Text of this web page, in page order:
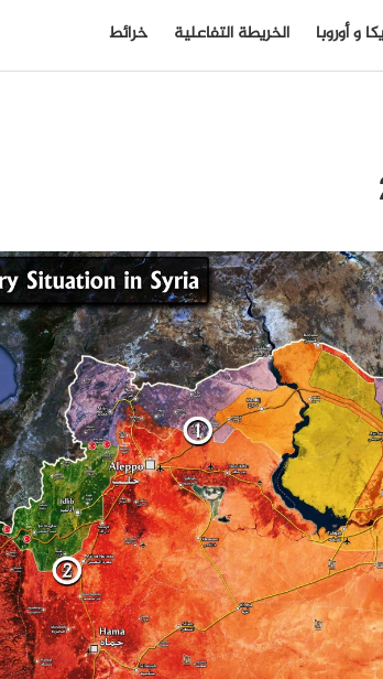
و أوروبا الخريطة التفاعلية خرائط